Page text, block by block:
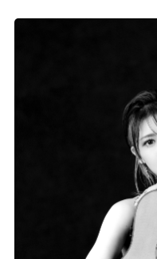
ログイン
muevoクラウドファンデ
ぶいコミュ！by muevo
ぶいマガ！ by muevo